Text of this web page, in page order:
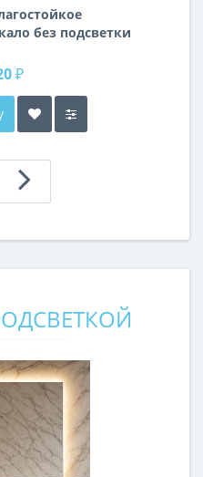
без подсветки
₽